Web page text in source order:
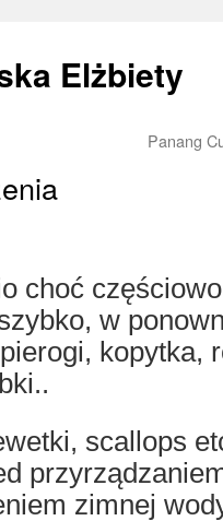
Elżbiety
Panang
choć
w
kopytka,
scallops
zimnej